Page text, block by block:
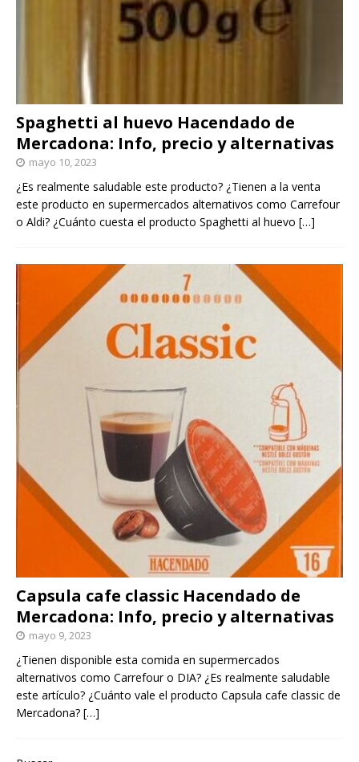
Spaghetti al huevo Hacendado de
Mercadona: Info, precio y alternativas
mayo 10, 2023
¿Es realmente saludable este producto? ¿Tienen a la venta
este producto en supermercados alternativos como Carrefour
o Aldi? ¿Cuánto cuesta el producto Spaghetti al huevo […]
Capsula cafe classic Hacendado de
Mercadona: Info, precio y alternativas
mayo 9, 2023
¿Tienen disponible esta comida en supermercados
alternativos como Carrefour o DIA? ¿Es realmente saludable
este artículo? ¿Cuánto vale el producto Capsula cafe classic de
Mercadona? […]